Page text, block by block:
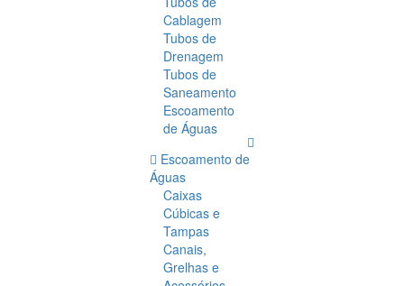
Cablagem
Tubos de
Drenagem
Tubos de
Saneamento
Escoamento
de Águas
Escoamento de
Águas
Caixas
Cúbicas e
Tampas
Canais,
Grelhas e